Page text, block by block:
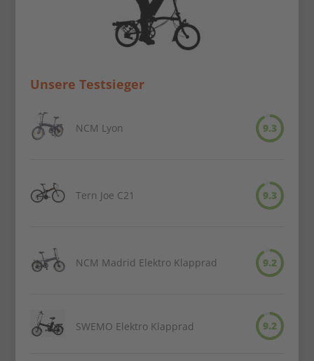
Unsere Testsieger
NCM Lyon 9.3
Tern Joe C21 9.3
NCM Madrid Elektro Klapprad 9.2
SWEMO Elektro Klapprad 9.2